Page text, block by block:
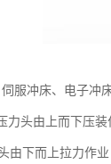
服冲床、电子冲
头由上而下压装
下而上拉力作业